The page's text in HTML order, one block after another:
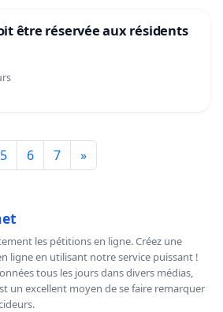
être réservée aux résidents
5 6 7 »
les pétitions en ligne. Créez une
ligne en utilisant notre service puissant !
tous les jours dans divers médias,
un excellent moyen de se faire remarquer